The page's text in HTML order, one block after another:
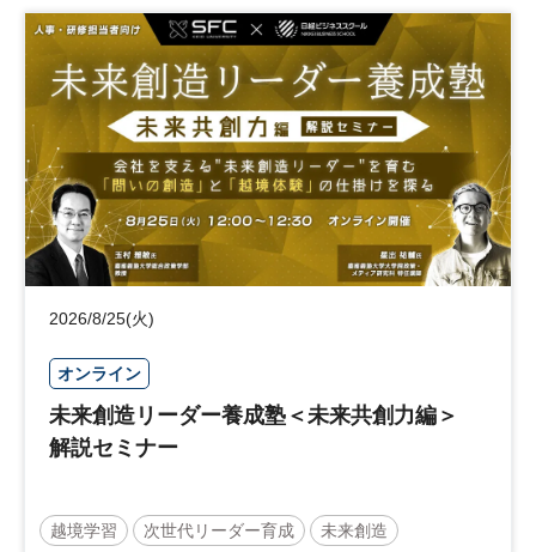
事業承継 中堅中小企業
日経社会イノベーションフォーラム 参加無料
2026/8/25(火)
オンライン
未来創造リーダー養成塾＜未来共創力編＞
解説セミナー
越境学習 次世代リーダー育成 未来創造